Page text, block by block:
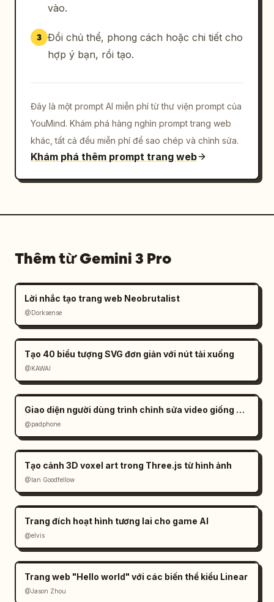
vào.
3 Đổi chủ thể, phong cách hoặc chi tiết cho
hợp ý bạn, rồi tạo.
Đây là một prompt AI miễn phí từ thư viện prompt của
YouMind. Khám phá hàng nghìn prompt trang web
khác, tất cả đều miễn phí để sao chép và chỉnh sửa.
Khám phá thêm prompt trang web
Thêm từ Gemini 3 Pro
Lời nhắc tạo trang web Neobrutalist
@Dorksense
Tạo 40 biểu tượng SVG đơn giản với nút tải xuống
@KAWAI
Giao diện người dùng trình chỉnh sửa video giống CapCut trong Gemini
@padphone
Tạo cảnh 3D voxel art trong Three.js từ hình ảnh
@Ian Goodfellow
Trang đích hoạt hình tương lai cho game AI
@elvis
Trang web "Hello world" với các biến thể kiểu Linear
@Jason Zhou